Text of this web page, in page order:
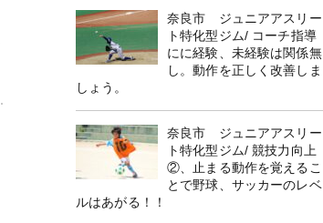
奈良市 ジュニアアスリー
ト特化型ジム/ コーチ指導
にに経験、未経験は関係無
し。動作を正しく改善しま
しょう。
奈良市 ジュニアアスリー
ト特化型ジム/ 競技力向上
②、止まる動作を覚えるこ
とで野球、サッカーのレベ
ルはあがる！！